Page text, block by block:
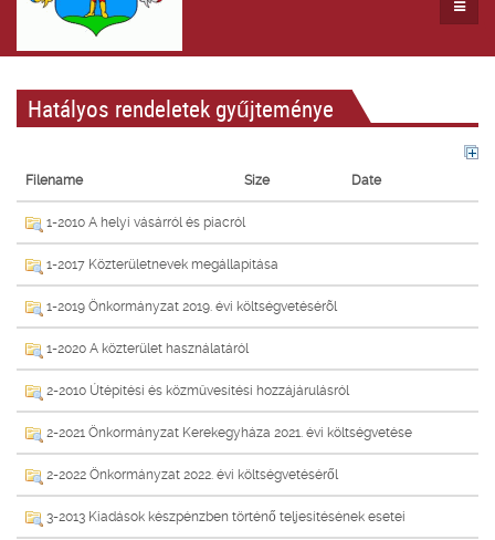
Hatályos rendeletek gyűjteménye
Filename Size Date
1-2010 A helyi vásárról és piacról
1-2017 Közterületnevek megállapítása
1-2019 Önkormányzat 2019. évi költségvetésérõl
1-2020 A közterület használatáról
2-2010 Útépítési és közmûvesítési hozzájárulásról
2-2021 Önkormányzat Kerekegyháza 2021. évi költségvetése
2-2022 Önkormányzat 2022. évi költségvetéséről
3-2013 Kiadások készpénzben történő teljesítésének esetei